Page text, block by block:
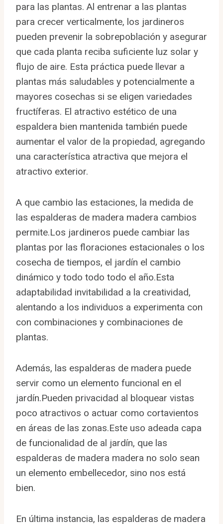
para las plantas. Al entrenar a las plantas
para crecer verticalmente, los jardineros
pueden prevenir la sobrepoblación y asegurar
que cada planta reciba suficiente luz solar y
flujo de aire. Esta práctica puede llevar a
plantas más saludables y potencialmente a
mayores cosechas si se eligen variedades
fructíferas. El atractivo estético de una
espaldera bien mantenida también puede
aumentar el valor de la propiedad, agregando
una característica atractiva que mejora el
atractivo exterior.
A que cambio las estaciones, la medida de
las espalderas de madera madera cambios
permite.Los jardineros puede cambiar las
plantas por las floraciones estacionales o los
cosecha de tiempos, el jardín el cambio
dinámico y todo todo todo el año.Esta
adaptabilidad invitabilidad a la creatividad,
alentando a los individuos a experimenta con
con combinaciones y combinaciones de
plantas.
Además, las espalderas de madera puede
servir como un elemento funcional en el
jardín.Pueden privacidad al bloquear vistas
poco atractivos o actuar como cortavientos
en áreas de las zonas.Este uso adeada capa
de funcionalidad de al jardín, que las
espalderas de madera madera no solo sean
un elemento embellecedor, sino nos está
bien.
En última instancia, las espalderas de madera